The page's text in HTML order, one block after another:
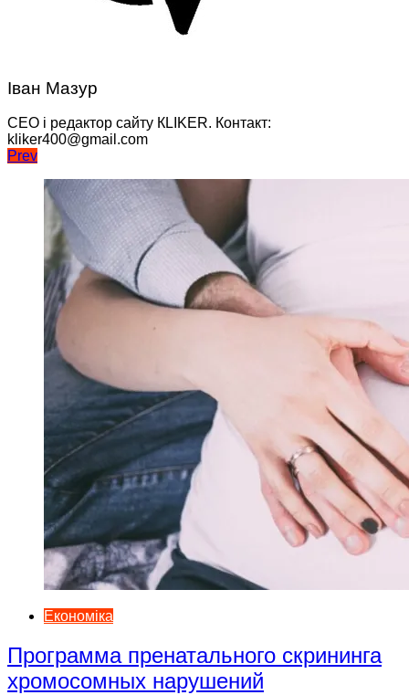
Іван Мазур
CEO і редактор сайту КLIKER. Контакт:
kliker400@gmail.com
Навігація
записів
Prev
Економіка
Программа пренатального скрининга
хромосомных нарушений